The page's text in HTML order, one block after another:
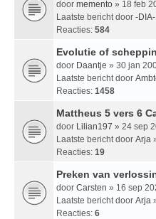
door memento » 18 feb
Laatste bericht door -DIA-
Reacties: 584
Evolutie of
door Daantje » 30 jan
Laatste bericht door
Reacties: 1458
Mattheus 5 vers 6
door Lilian197 » 24 sep
Laatste bericht door Arja
Reacties: 19
Preken van
door Carsten » 16 sep
Laatste bericht door Arja
Reacties: 6